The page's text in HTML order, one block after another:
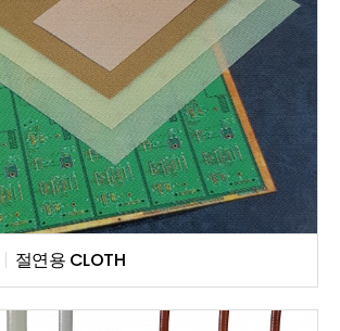
| 절연용 CLOTH